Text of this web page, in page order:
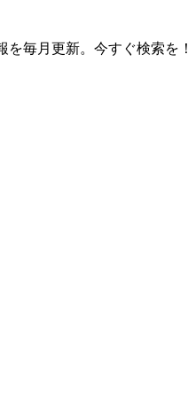
を毎月更新。今すぐ検索を！